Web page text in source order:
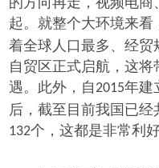
起。就整个大环境来看
着全球人口最多、经
自贸区正式启航，这
遇。此外，自2015年建
后，截至目前我国已
132个 ，这都是非常利